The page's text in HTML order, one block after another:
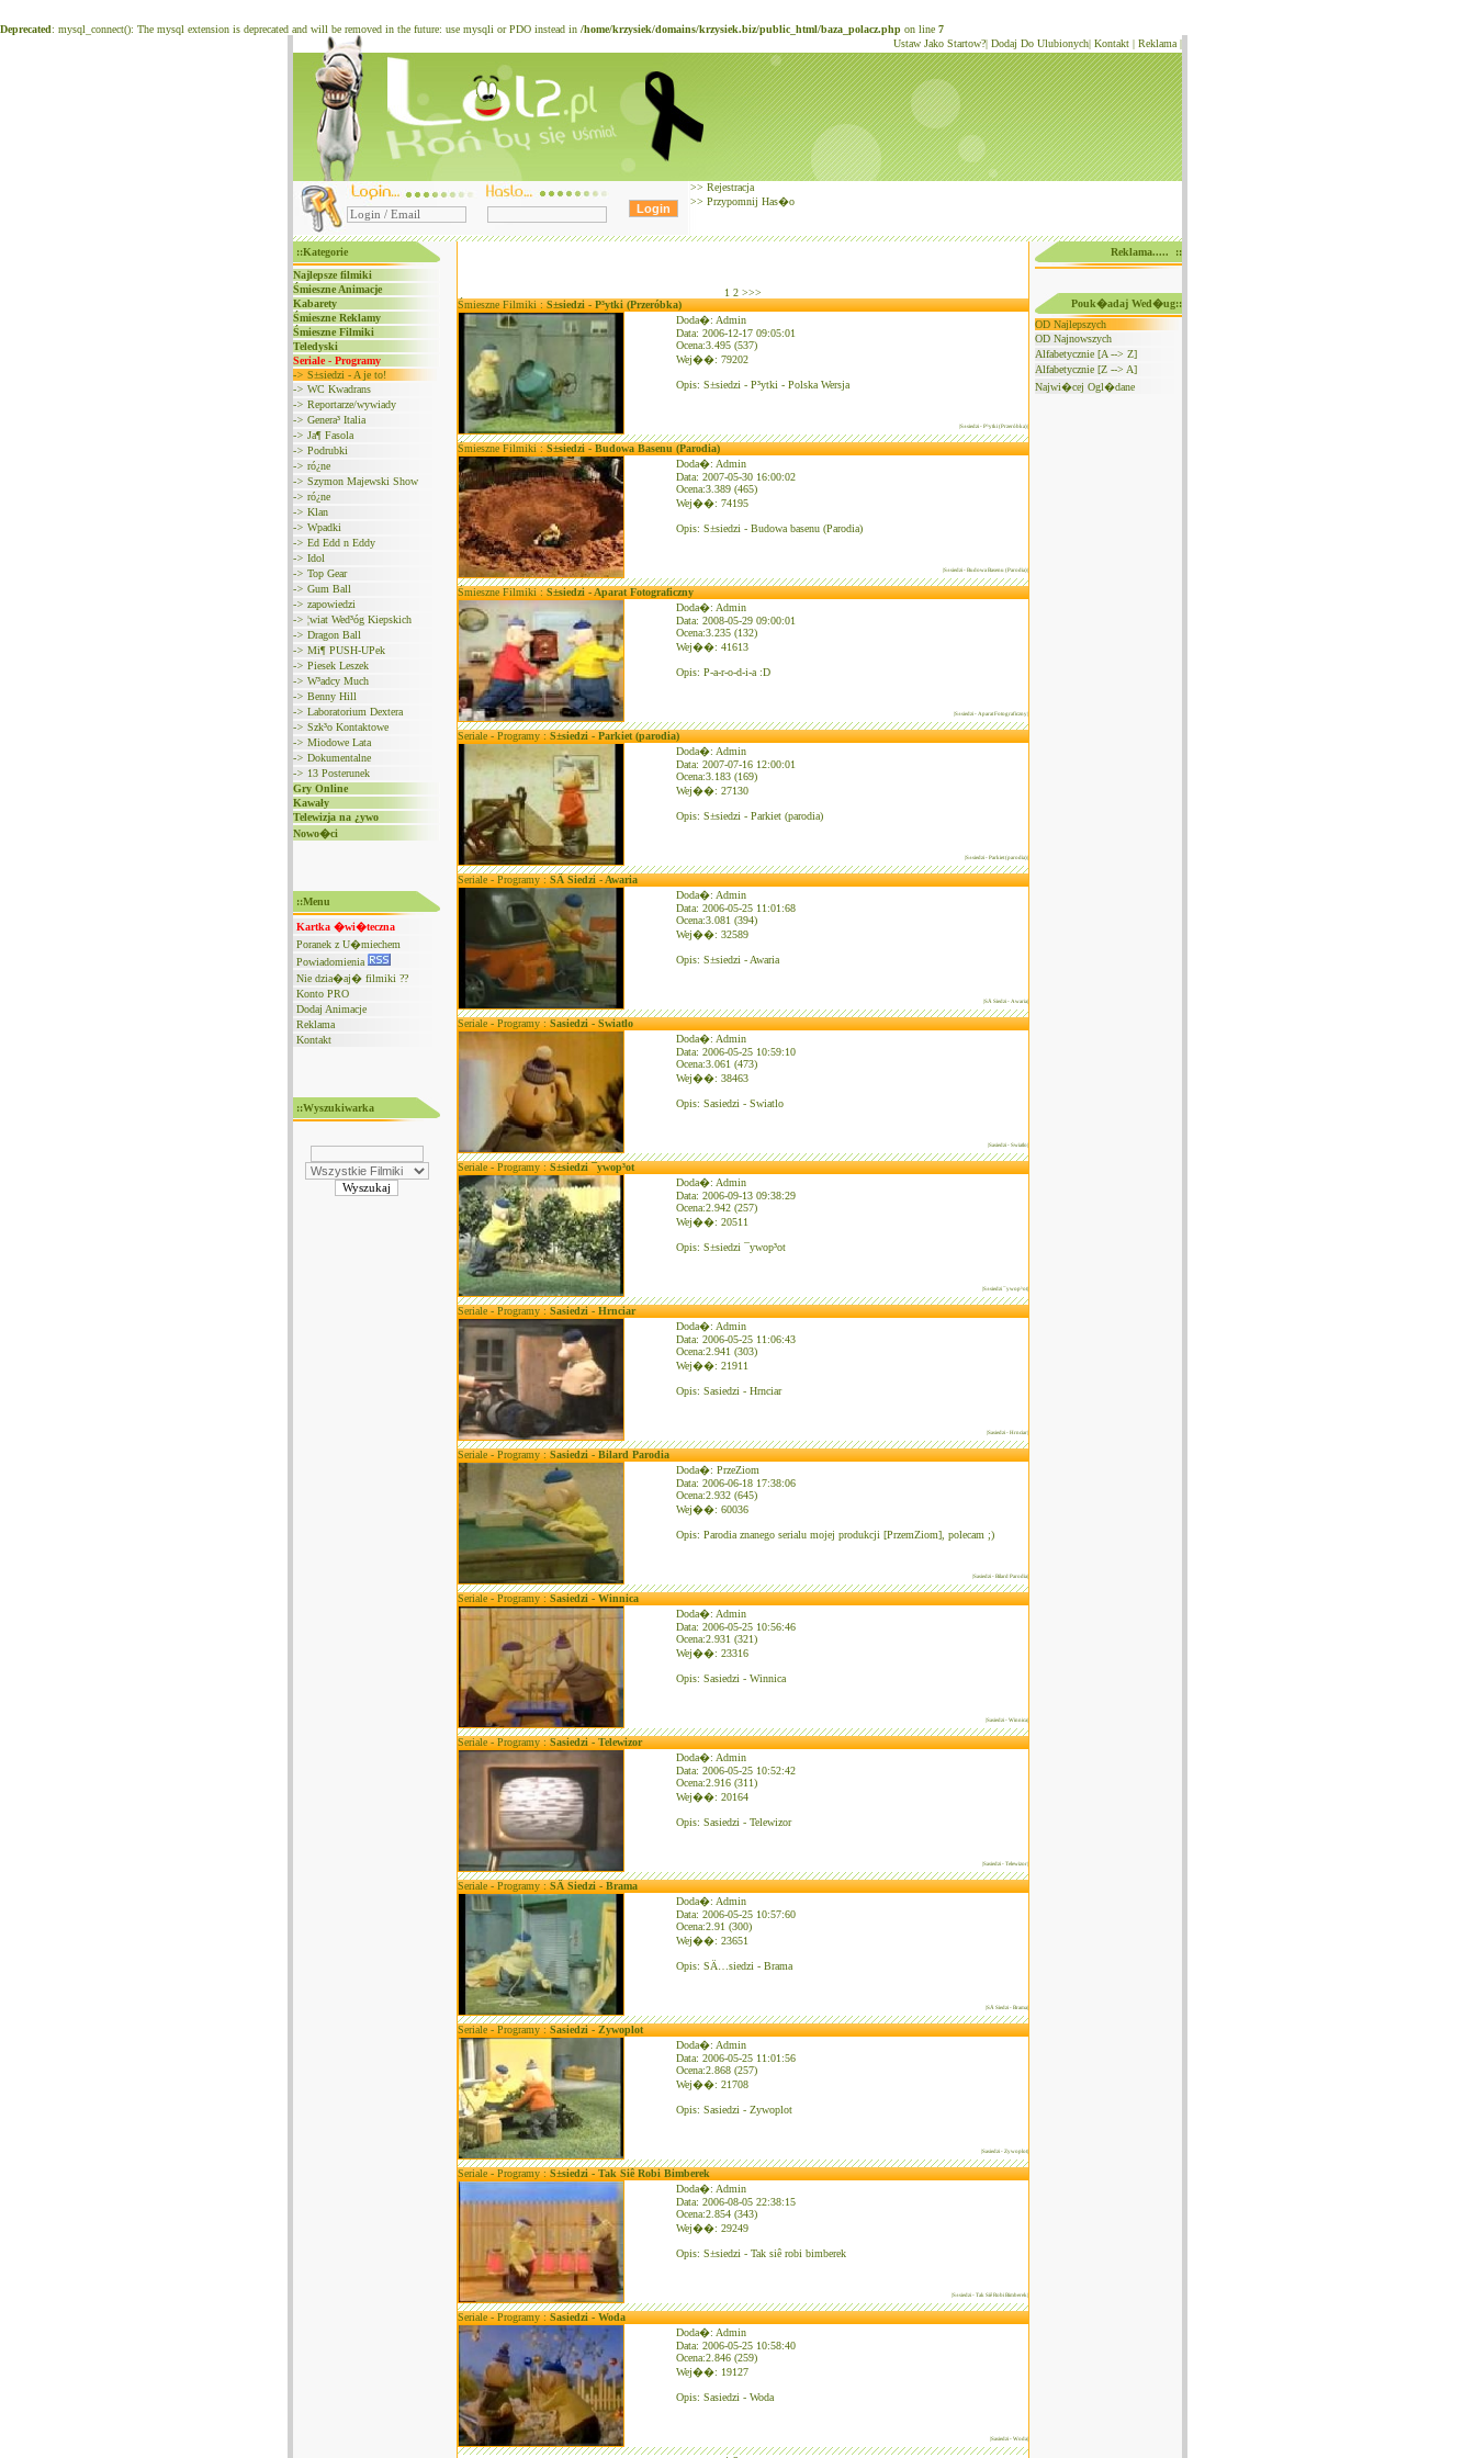
Deprecated: mysql_connect(): The mysql extension is deprecated and will be removed in the future: use mysqli or PDO instead in /home/krzysiek/domains/krzysiek.biz/public_html/baza_polacz.php on line 7
Ustaw Jako Startow?| Dodaj Do Ulubionych| Kontakt | Reklama |
>> Rejestracja
>> Przypomnij Has�o
::Kategorie
Najlepsze filmiki
Śmieszne Animacje
Kabarety
Śmieszne Reklamy
Śmieszne Filmiki
Teledyski
Seriale - Programy
-> S±siedzi - A je to!
-> WC Kwadrans
-> Reportarze/wywiady
-> Genera³ Italia
-> Ja¶ Fasola
-> Podrubki
-> ró¿ne
-> Szymon Majewski Show
-> ró¿ne
-> Klan
-> Wpadki
-> Ed Edd n Eddy
-> Idol
-> Top Gear
-> Gum Ball
-> zapowiedzi
-> ¦wiat Wed³óg Kiepskich
-> Dragon Ball
-> Mi¶ PUSH-UPek
-> Piesek Leszek
-> W³adcy Much
-> Benny Hill
-> Laboratorium Dextera
-> Szk³o Kontaktowe
-> Miodowe Lata
-> Dokumentalne
-> 13 Posterunek
Gry Online
Kawały
Telewizja na ¿ywo
Nowo�ci
::Menu
Kartka �wi�teczna
Poranek z U�miechem
Powiadomienia
Nie dzia�aj� filmiki ??
Konto PRO
Dodaj Animacje
Reklama
Kontakt
::Wyszukiwarka
1 2 >>>
Śmieszne Filmiki :S±siedzi - P³ytki (Przeróbka)
Doda�: Admin
Data: 2006-12-17 09:05:01
Ocena:3.495 (537)
Wej��: 79202
Opis: S±siedzi - P³ytki - Polska Wersja
|S±siedzi - P³ytki (Przeróbka)|
Śmieszne Filmiki :S±siedzi - Budowa Basenu (Parodia)
Doda�: Admin
Data: 2007-05-30 16:00:02
Ocena:3.389 (465)
Wej��: 74195
Opis: S±siedzi - Budowa basenu (Parodia)
|S±siedzi - Budowa Basenu (Parodia)|
Śmieszne Filmiki :S±siedzi - Aparat Fotograficzny
Doda�: Admin
Data: 2008-05-29 09:00:01
Ocena:3.235 (132)
Wej��: 41613
Opis: P-a-r-o-d-i-a :D
|S±siedzi - Aparat Fotograficzny|
Seriale - Programy :S±siedzi - Parkiet (parodia)
Doda�: Admin
Data: 2007-07-16 12:00:01
Ocena:3.183 (169)
Wej��: 27130
Opis: S±siedzi - Parkiet (parodia)
|S±siedzi - Parkiet (parodia)|
Seriale - Programy :SÄ Siedzi - Awaria
Doda�: Admin
Data: 2006-05-25 11:01:68
Ocena:3.081 (394)
Wej��: 32589
Opis: S±siedzi - Awaria
|SÄ Siedzi - Awaria|
Seriale - Programy :Sasiedzi - Swiatlo
Doda�: Admin
Data: 2006-05-25 10:59:10
Ocena:3.061 (473)
Wej��: 38463
Opis: Sasiedzi - Swiatlo
|Sasiedzi - Swiatlo|
Seriale - Programy :S±siedzi ¯ywop³ot
Doda�: Admin
Data: 2006-09-13 09:38:29
Ocena:2.942 (257)
Wej��: 20511
Opis: S±siedzi ¯ywop³ot
|S±siedzi ¯ywop³ot|
Seriale - Programy :Sasiedzi - Hrnciar
Doda�: Admin
Data: 2006-05-25 11:06:43
Ocena:2.941 (303)
Wej��: 21911
Opis: Sasiedzi - Hrnciar
|Sasiedzi - Hrnciar|
Seriale - Programy :Sasiedzi - Bilard Parodia
Doda�: PrzeZiom
Data: 2006-06-18 17:38:06
Ocena:2.932 (645)
Wej��: 60036
Opis: Parodia znanego serialu mojej produkcji [PrzemZiom], polecam ;)
|Sasiedzi - Bilard Parodia|
Seriale - Programy :Sasiedzi - Winnica
Doda�: Admin
Data: 2006-05-25 10:56:46
Ocena:2.931 (321)
Wej��: 23316
Opis: Sasiedzi - Winnica
|Sasiedzi - Winnica|
Seriale - Programy :Sasiedzi - Telewizor
Doda�: Admin
Data: 2006-05-25 10:52:42
Ocena:2.916 (311)
Wej��: 20164
Opis: Sasiedzi - Telewizor
|Sasiedzi - Telewizor|
Seriale - Programy :SÄ Siedzi - Brama
Doda�: Admin
Data: 2006-05-25 10:57:60
Ocena:2.91 (300)
Wej��: 23651
Opis: SÄ…siedzi - Brama
|SÄ Siedzi - Brama|
Seriale - Programy :Sasiedzi - Zywoplot
Doda�: Admin
Data: 2006-05-25 11:01:56
Ocena:2.868 (257)
Wej��: 21708
Opis: Sasiedzi - Zywoplot
|Sasiedzi - Zywoplot|
Seriale - Programy :S±siedzi - Tak Siê Robi Bimberek
Doda�: Admin
Data: 2006-08-05 22:38:15
Ocena:2.854 (343)
Wej��: 29249
Opis: S±siedzi - Tak siê robi bimberek
|S±siedzi - Tak Siê Robi Bimberek|
Seriale - Programy :Sasiedzi - Woda
Doda�: Admin
Data: 2006-05-25 10:58:40
Ocena:2.846 (259)
Wej��: 19127
Opis: Sasiedzi - Woda
|Sasiedzi - Woda|
Reklama..... ::
Pouk�adaj Wed�ug::
OD Najlepszych
OD Najnowszych
Alfabetycznie [A --> Z]
Alfabetycznie [Z --> A]
Najwi�cej Ogl�dane